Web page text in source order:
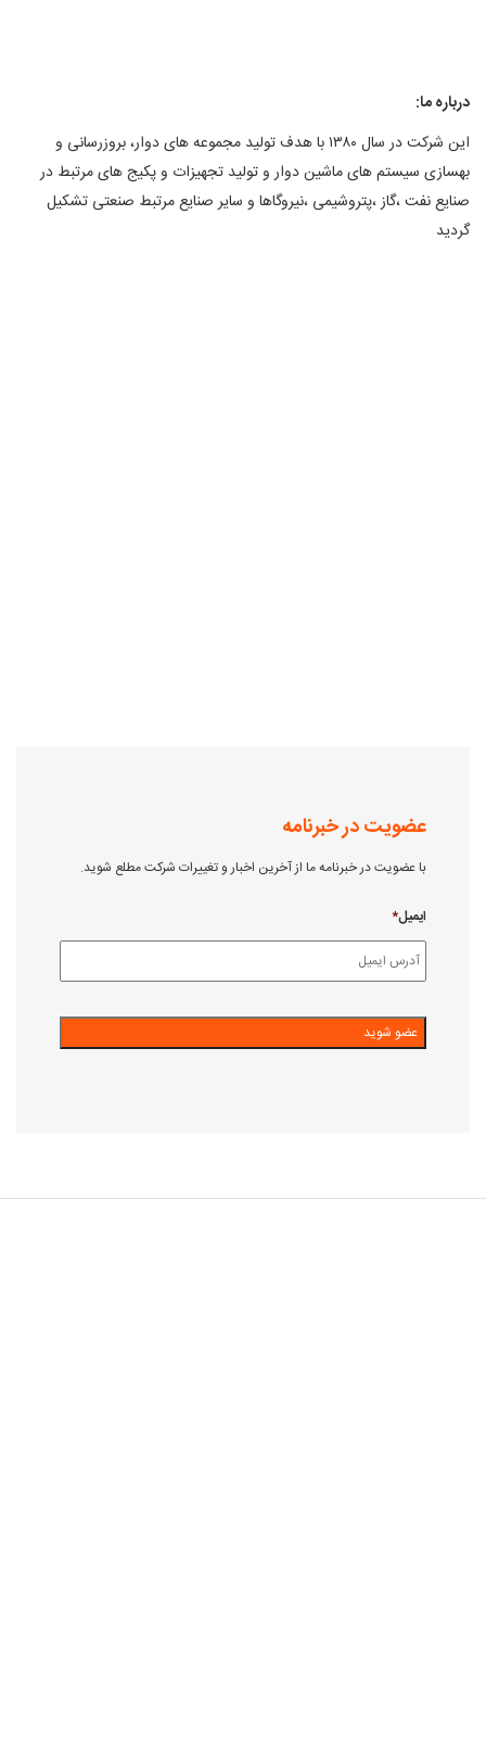
ما:
این شرکت در سال ۱۳۸۰ با هدف تولید مجموعه های دوار، بروزرسانی و
سیستم های ماشین دوار و تولید تجهیزات و پکیج های مرتبط در
نفت ،گاز ،پتروشیمی ،نیروگاها و سایر صنایع مرتبط صنعتی تشکیل
عضویت در خبرنامه
با عضویت در خبرنامه ما از آخرین اخبار و تغییرات شرکت مطلع شوید.